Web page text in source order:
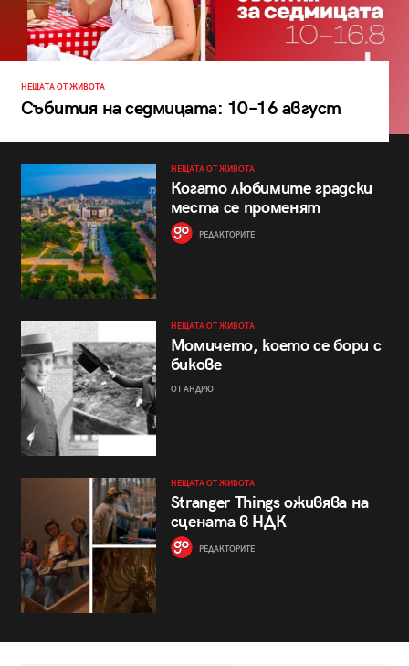
НЕЩАТА ОТ ЖИВОТА
Събития на седмицата: 10–16 август
НЕЩАТА ОТ ЖИВОТА
Когато любимите градски
места се променят
РЕДАКТОРИТЕ
НЕЩАТА ОТ ЖИВОТА
Момичето, което се бори с
бикове
ОТ АНДРЮ
НЕЩАТА ОТ ЖИВОТА
Stranger Things оживява на
сцената в НДК
РЕДАКТОРИТЕ